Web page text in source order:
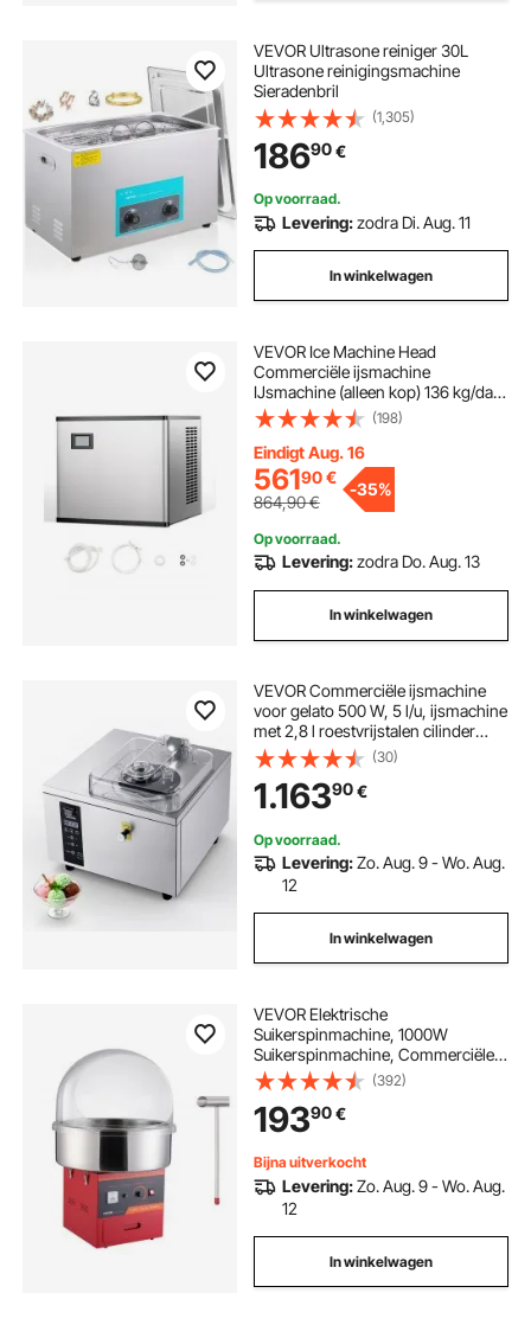
VEVOR Ultrasone reiniger 30L
Ultrasone reinigingsmachine
Sieradenbril
(1,305)
18690€
Op voorraad.
Levering:zodra Di. Aug. 11
In winkelwagen
VEVOR Ice Machine Head
Commerciële ijsmachine
IJsmachine (alleen kop) 136 kg/dag,
roestvrij staal + PE-kunststof kop
IJsmachinekop met slim
bedieningspaneel en reiniging met
één knop
(198)
Eindigt Aug. 16
56190€
864,90€
-35%
Op voorraad.
Levering:zodra Do. Aug. 13
In winkelwagen
VEVOR Commerciële ijsmachine
voor gelato 500 W, 5 l/u, ijsmachine
met 2,8 l roestvrijstalen cilinder
(304) & zelfreinigend LED-
bedieningspaneel & hoge
productiviteit voor snackbars en
restaurants
(30)
1.16390€
Op voorraad.
Levering:Zo. Aug. 9 - Wo. Aug.
12
In winkelwagen
VEVOR Elektrische
Suikerspinmachine, 1000W
Suikerspinmachine, Commerciële
Suikerspinmachine met Deksel,
RVS Kom, Suikerschep, Lade,
Perfect voor Familiefeestjes, Rood
(392)
19390€
Bijna uitverkocht
Levering:Zo. Aug. 9 - Wo. Aug.
12
In winkelwagen